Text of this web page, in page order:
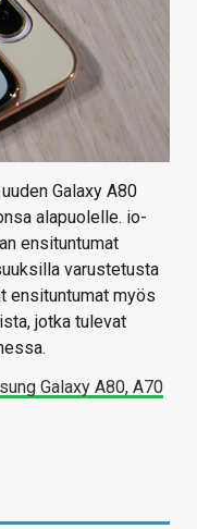
Galaxy A80
alapuolelle. io-
ensituntumat
varustetusta
ensituntumat myös
jotka tulevat
Galaxy A80, A70